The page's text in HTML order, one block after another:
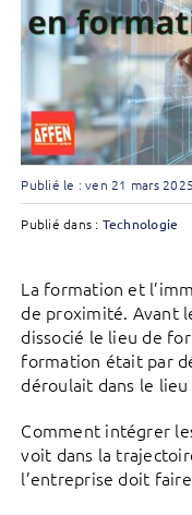
Publié le : ven 21 mars 2025
Publié dans : Technologie
La formation et
de proximité. Avant
dissocié le lieu de
formation était par
déroulait dans le
Comment intégrer
voit dans la
l’entreprise doit